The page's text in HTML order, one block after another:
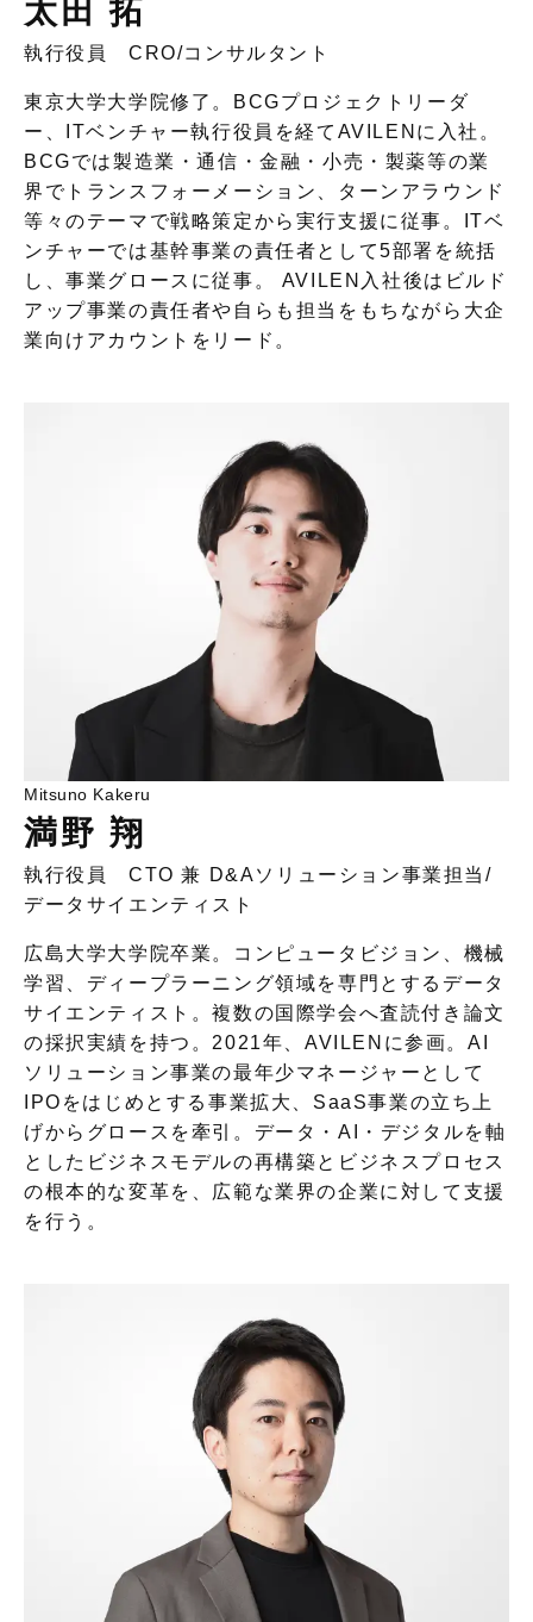
太田 拓
執行役員 CRO/コンサルタント
東京大学大学院修了。BCGプロジェクトリーダ
ー、ITベンチャー執行役員を経てAVILENに入社。
BCGでは製造業・通信・金融・小売・製薬等の業
界でトランスフォーメーション、ターンアラウンド
等々のテーマで戦略策定から実行支援に従事。ITベ
ンチャーでは基幹事業の責任者として5部署を統括
し、事業グロースに従事。 AVILEN入社後はビルド
アップ事業の責任者や自らも担当をもちながら大企
業向けアカウントをリード。
Mitsuno Kakeru
満野 翔
執行役員 CTO 兼 D&Aソリューション事業担当 /
データサイエンティスト
広島大学大学院卒業。コンピュータビジョン、機械
学習、ディープラーニング領域を専門とするデータ
サイエンティスト。複数の国際学会へ査読付き論文
の採択実績を持つ。2021年、AVILENに参画。AI
ソリューション事業の最年少マネージャーとして
IPOをはじめとする事業拡大、SaaS事業の立ち上
げからグロースを牽引。データ・AI・デジタルを軸
としたビジネスモデルの再構築とビジネスプロセス
の根本的な変革を、広範な業界の企業に対して支援
を行う。